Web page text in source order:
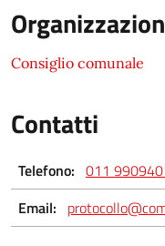
Consiglio comunale
Contatti
Telefono: 011
Email: